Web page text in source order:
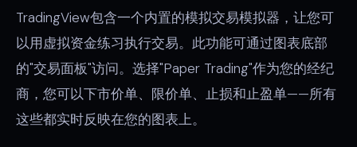
TradingView包含一个内置的模拟交易模拟器，让您可
以用虚拟资金练习执行交易。此功能可通过图表底部
的"交易面板"访问。选择"Paper Trading"作为您的经纪
商，您可以下市价单、限价单、止损和止盈单——所有
这些都实时反映在您的图表上。